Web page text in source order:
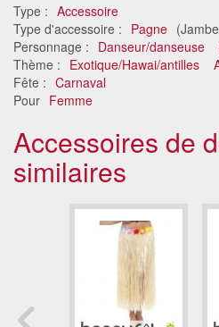
Type : Accessoire
Type d'accessoire : Pagne
Personnage : Danseur/danseuse
Thème : Exotique/Hawai/antilles
Fête : Carnaval
Pour Femme
Accessoires de
similaires